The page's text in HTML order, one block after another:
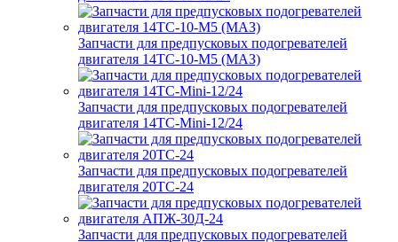
Запчасти для предпусковых подогревателей
двигателя 14ТС-10-М5 (МАЗ)
Запчасти для предпусковых подогревателей
двигателя 14ТС-Mini-12/24
Запчасти для предпусковых подогревателей
двигателя 20ТС-24
Запчасти для предпусковых подогревателей